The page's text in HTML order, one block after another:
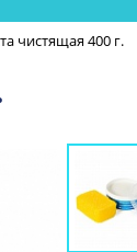
чистящая 400 г.